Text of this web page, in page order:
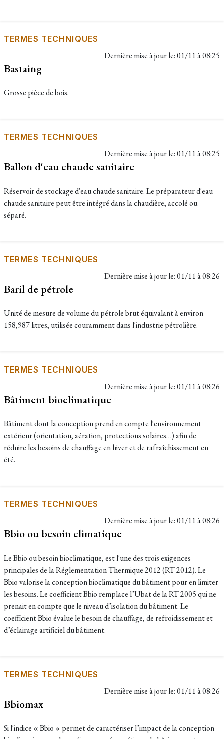
TERMES TECHNIQUES
Dernière mise à jour le:01/11 à 08:25
Bastaing
Grosse pièce de bois.
TERMES TECHNIQUES
Dernière mise à jour le:01/11 à 08:25
Ballon d'eau chaude sanitaire
Réservoir de stockage d'eau chaude sanitaire. Le préparateur d'eau
chaude sanitaire peut être intégré dans la chaudière, accolé ou
séparé.
TERMES TECHNIQUES
Dernière mise à jour le:01/11 à 08:26
Baril de pétrole
Unité de mesure de volume du pétrole brut équivalant à environ
158,987 litres, utilisée couramment dans l'industrie pétrolière.
TERMES TECHNIQUES
Dernière mise à jour le:01/11 à 08:26
Bâtiment bioclimatique
Bâtiment dont la conception prend en compte l'environnement
extérieur (orientation, aération, protections solaires…) afin de
réduire les besoins de chauffage en hiver et de rafraîchissement en
été.
TERMES TECHNIQUES
Dernière mise à jour le:01/11 à 08:26
Bbio ou besoin climatique
Le Bbio ou besoin bioclimatique, est l'une des trois exigences
principales de la Réglementation Thermique 2012 (RT 2012). Le
Bbio valorise la conception bioclimatique du bâtiment pour en limiter
les besoins. Le coefficient Bbio remplace l’Ubat de la RT 2005 qui ne
prenait en compte que le niveau d’isolation du bâtiment. Le
coefficient Bbio évalue le besoin de chauffage, de refroidissement et
d’éclairage artificiel du bâtiment.
TERMES TECHNIQUES
Dernière mise à jour le:01/11 à 08:26
Bbiomax
Si l'indice « Bbio » permet de caractériser l’impact de la conception